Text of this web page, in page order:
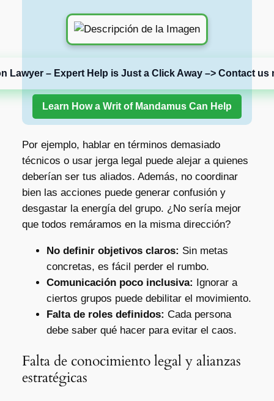
Lawyer – Expert Help is Just a Click Away –> Contact us
Learn How a Writ of Mandamus Can Help
Por ejemplo, hablar en términos demasiado
técnicos o usar jerga legal puede alejar a quienes
deberían ser tus aliados. Además, no coordinar
bien las acciones puede generar confusión y
desgastar la energía del grupo. ¿No sería mejor
que todos remáramos en la misma dirección?
No definir objetivos claros: Sin metas
concretas, es fácil perder el rumbo.
Comunicación poco inclusiva: Ignorar a
ciertos grupos puede debilitar el movimiento.
Falta de roles definidos: Cada persona
debe saber qué hacer para evitar el caos.
Falta de conocimiento legal y alianzas
estratégicas